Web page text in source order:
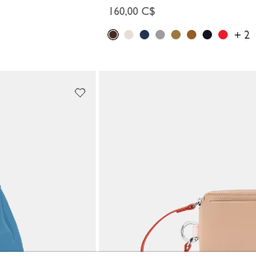
160,00 C$
+ 2